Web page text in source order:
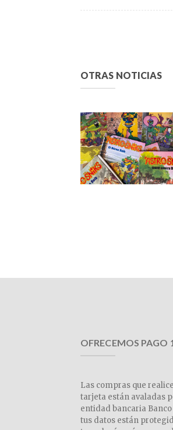
OTRAS NOTICIAS
OFRECEMOS PAGO
Las compras que
tarjeta están avaladas
entidad bancaria
tus datos están